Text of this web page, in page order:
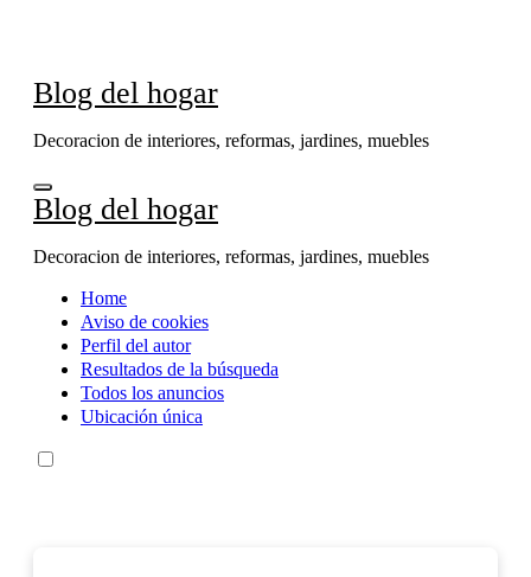
Blog del hogar
Decoracion de interiores, reformas, jardines, muebles
Blog del hogar
Decoracion de interiores, reformas, jardines, muebles
Home
Aviso de cookies
Perfil del autor
Resultados de la búsqueda
Todos los anuncios
Ubicación única